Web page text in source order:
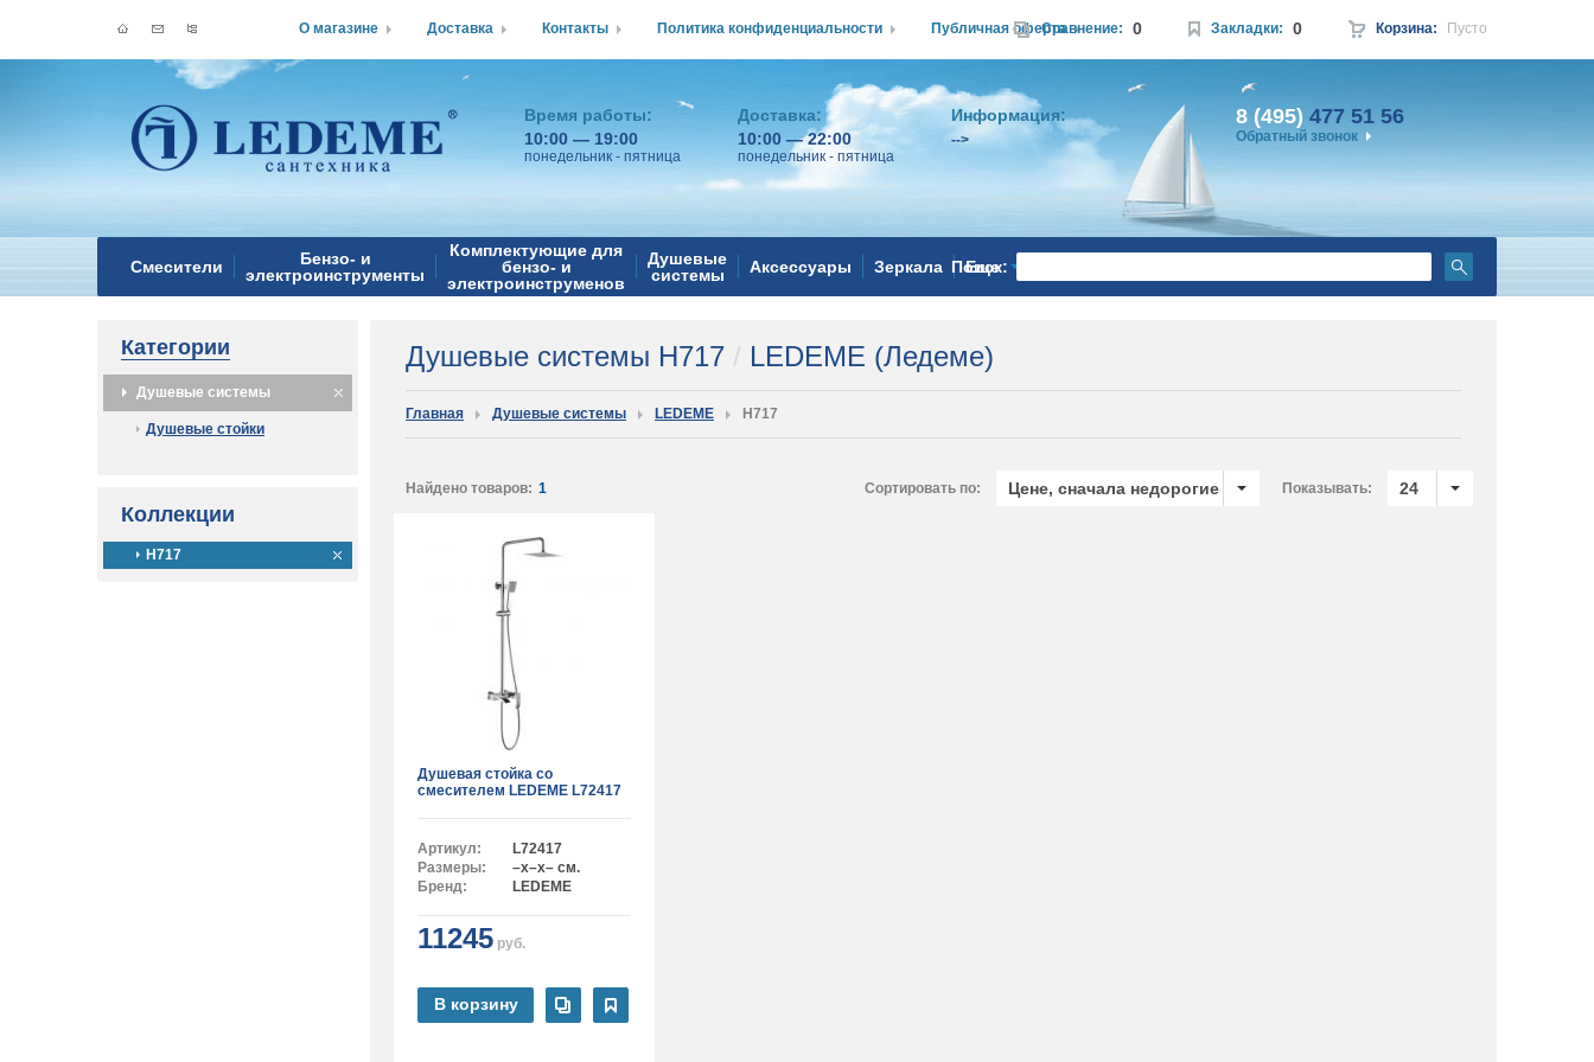
Время работы:
10:00 — 19:00
понедельник - пятница
Доставка:
10:00 — 22:00
понедельник - пятница
Информация:
-->
8 (495) 477 51 56
Обратный звонок
Смесители
Бензо- и
электроинструменты
Комплектующие для
бензо- и
электроинструменов
Душевые
системы
Аксессуары Зеркала Еще
Поиск:
Категории
Душевые системы
Душевые стойки
Коллекции
H717
Душевые системы H717 / LEDEME (Ледеме)
Главная Душевые системы LEDEME H717
Найдено товаров: 1 Показывать: 24
Сортировать по: Цене, сначала недорогие
Душевая стойка со
смесителем LEDEME L72417
Артикул:
L72417
Размеры:
–x–x– см.
Бренд:
LEDEME
11245 руб.
В корзину
О магазине Доставка Контакты Политика конфиденциальности Публичная оферта Корзина: Пусто
Закладки: 0
Сравнение: 0